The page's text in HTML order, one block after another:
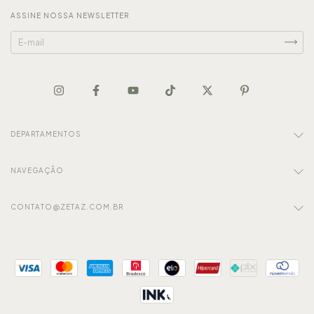
ASSINE NOSSA NEWSLETTER
DEPARTAMENTOS
NAVEGAÇÃO
CONTATO@ZETAZ.COM.BR